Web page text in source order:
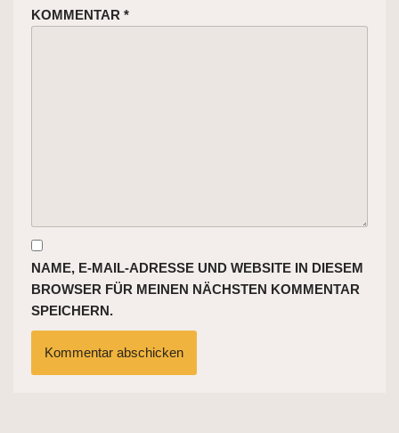
KOMMENTAR *
NAME, E-MAIL-ADRESSE UND WEBSITE IN DIESEM
BROWSER FÜR MEINEN NÄCHSTEN KOMMENTAR
SPEICHERN.